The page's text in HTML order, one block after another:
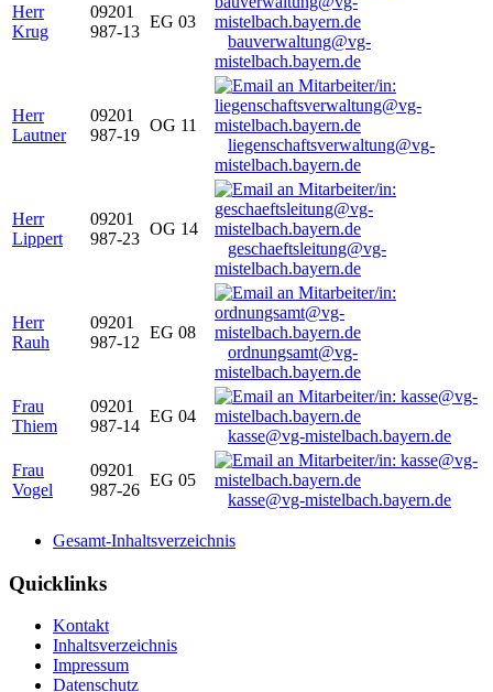
Herr
Krug
09201
987-13
EG 03
bauverwaltung@vg-
mistelbach.bayern.de
Herr
Lautner
09201
987-19
OG 11
liegenschaftsverwaltung@vg-
mistelbach.bayern.de
Herr
Lippert
09201
987-23
OG 14
geschaeftsleitung@vg-
mistelbach.bayern.de
Herr
Rauh
09201
987-12
EG 08
ordnungsamt@vg-
mistelbach.bayern.de
Frau
Thiem
09201
987-14
EG 04
kasse@vg-mistelbach.bayern.de
Frau
Vogel
09201
987-26
EG 05
kasse@vg-mistelbach.bayern.de
Gesamt-Inhaltsverzeichnis
Quicklinks
Kontakt
Inhaltsverzeichnis
Impressum
Datenschutz